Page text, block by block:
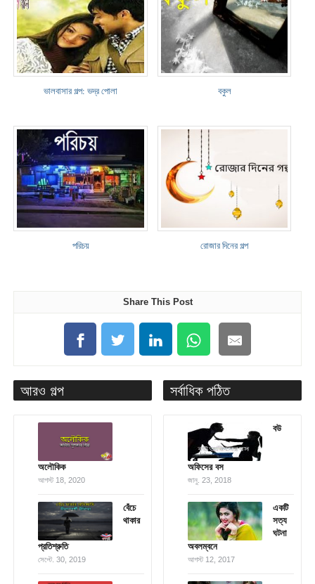
ভালবাসার গল্প: ভদ্র পোলা বকুল
পরিচয় রোজার দিনের গল্প
Share This Post
আরও গল্প
অলৌকিক
আগস্ট 18, 2020
বেঁচে
থাকার
প্রতিশ্রুতি
সেপ্টে. 30, 2019
সর্বাধিক পঠিত
বউ
অফিসের বস
জানু. 23, 2018
একটি
সত্য
ঘটনা
অবলম্বনে
আগস্ট 12, 2017